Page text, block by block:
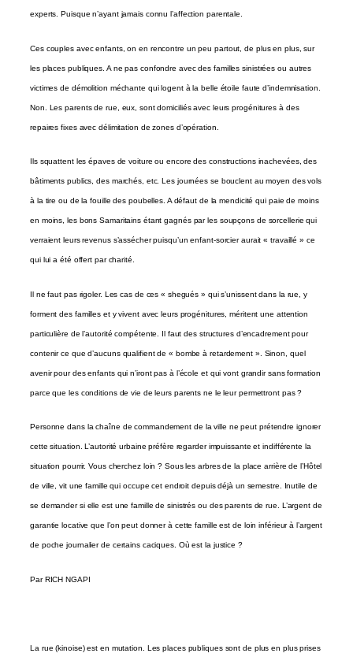
experts. Puisque n’ayant jamais connu l’affection parentale.
Ces couples avec enfants, on en rencontre un peu partout, de plus en plus, sur
les places publiques. A ne pas confondre avec des familles sinistrées ou autres
victimes de démolition méchante qui logent à la belle étoile faute d’indemnisation.
Non. Les parents de rue, eux, sont domiciliés avec leurs progénitures à des
repaires fixes avec délimitation de zones d’opération.
Ils squattent les épaves de voiture ou encore des constructions inachevées, des
bâtiments publics, des marchés, etc. Les journées se bouclent au moyen des vols
à la tire ou de la fouille des poubelles. A défaut de la mendicité qui paie de moins
en moins, les bons Samaritains étant gagnés par les soupçons de sorcellerie qui
verraient leurs revenus s’assécher puisqu’un enfant-sorcier aurait « travaillé » ce
qui lui a été offert par charité.
Il ne faut pas rigoler. Les cas de ces « shegués » qui s’unissent dans la rue, y
forment des familles et y vivent avec leurs progénitures, méritent une attention
particulière de l’autorité compétente. Il faut des structures d’encadrement pour
contenir ce que d’aucuns qualifient de « bombe à retardement ». Sinon, quel
avenir pour des enfants qui n’iront pas à l’école et qui vont grandir sans formation
parce que les conditions de vie de leurs parents ne le leur permettront pas ?
Personne dans la chaîne de commandement de la ville ne peut prétendre ignorer
cette situation. L’autorité urbaine préfère regarder impuissante et indifférente la
situation pourrir. Vous cherchez loin ? Sous les arbres de la place arrière de l’Hôtel
de ville, vit une famille qui occupe cet endroit depuis déjà un semestre. Inutile de
se demander si elle est une famille de sinistrés ou des parents de rue. L’argent de
garantie locative que l’on peut donner à cette famille est de loin inférieur à l’argent
de poche journalier de certains caciques. Où est la justice ?
Par RICH NGAPI
La rue (kinoise) est en mutation. Les places publiques sont de plus en plus prises